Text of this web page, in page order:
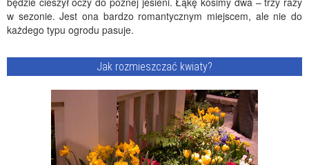
w sezonie. Jest ona bardzo romantycznym miejscem, ale nie do
każdego typu ogrodu pasuje.
Jak rozmieszczać kwiaty?